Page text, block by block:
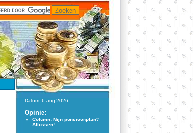
Datum: 6-aug-2026
Opinie:
Column: Mijn pensioenplan?
Aflossen!